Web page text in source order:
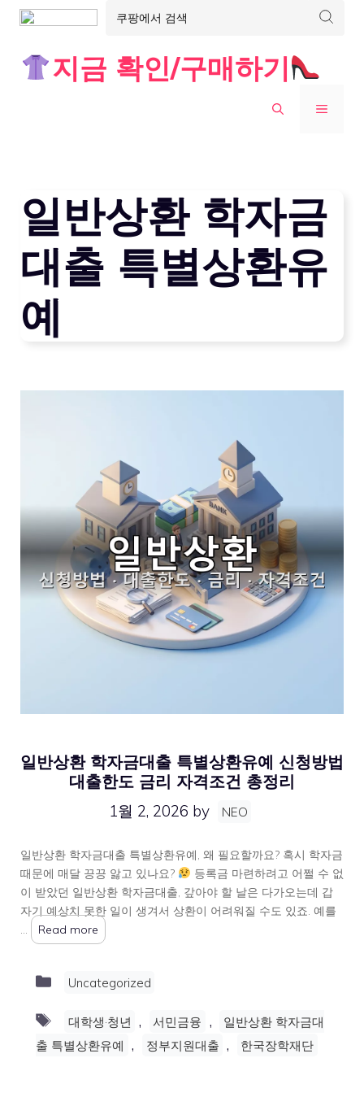
지금 확인/구매하기
MENU
일반상환 학자금
대출 특별상환유
예
일반상환 학자금대출 특별상환유예 신청방법
대출한도 금리 자격조건 총정리
1월 2, 2026 by NEO
일반상환 학자금대출 특별상환유예, 왜 필요할까요? 혹시 학자금
때문에 매달 끙끙 앓고 있나요?
등록금 마련하려고 어쩔 수 없
이 받았던 일반상환 학자금대출, 갚아야 할 날은 다가오는데 갑
자기 예상치 못한 일이 생겨서 상환이 어려워질 수도 있죠. 예를
Read more
Categories
Uncategorized
Tags
대학생·청년 , 서민금융 ,
일반상환 학자금대
출 특별상환유예 , 정부지원대출 , 한국장학재단